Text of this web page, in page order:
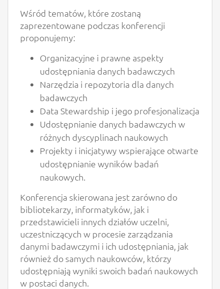
Wśród tematów, które zostaną
zaprezentowane podczas konferencji
proponujemy:
Organizacyjne i prawne aspekty
udostępniania danych badawczych
Narzędzia i repozytoria dla danych
badawczych
Data Stewardship i jego profesjonalizacja
Udostępnianie danych badawczych w
różnych dyscyplinach naukowych
Projekty i inicjatywy wspierające otwarte
udostępnianie wyników badań
naukowych.
Konferencja skierowana jest zarówno do
bibliotekarzy, informatyków, jak i
przedstawicieli innych działów uczelni,
uczestniczących w procesie zarządzania
danymi badawczymi i ich udostępniania, jak
również do samych naukowców, którzy
udostępniają wyniki swoich badań naukowych
w postaci danych.